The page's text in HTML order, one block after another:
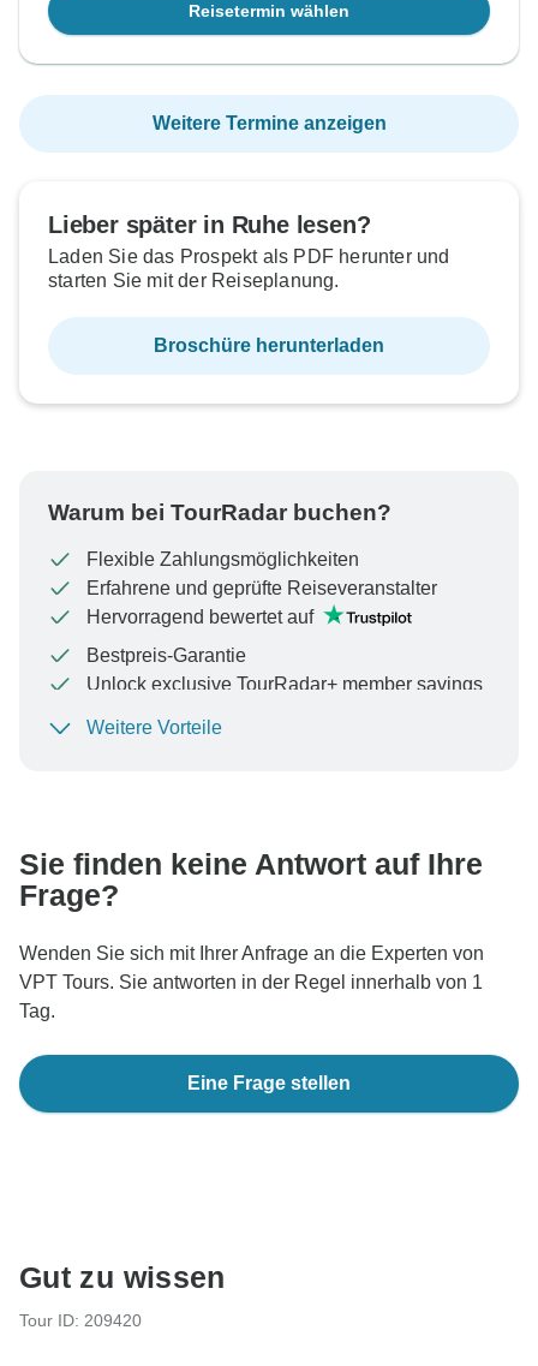
Reisetermin wählen
Weitere Termine anzeigen
Lieber später in Ruhe lesen?
Laden Sie das Prospekt als PDF herunter und
starten Sie mit der Reiseplanung.
Broschüre herunterladen
Warum bei TourRadar buchen?
Flexible Zahlungsmöglichkeiten
Erfahrene und geprüfte Reiseveranstalter
Hervorragend bewertet auf
Bestpreis-Garantie
Unlock exclusive TourRadar+ member savings
Um Ihre Zahlung zu schützen und sicherzustellen,
Weitere Vorteile
Sie finden keine Antwort auf Ihre
Frage?
Wenden Sie sich mit Ihrer Anfrage an die Experten von
VPT Tours. Sie antworten in der Regel innerhalb von 1
Tag.
Eine Frage stellen
Gut zu wissen
Tour ID: 209420